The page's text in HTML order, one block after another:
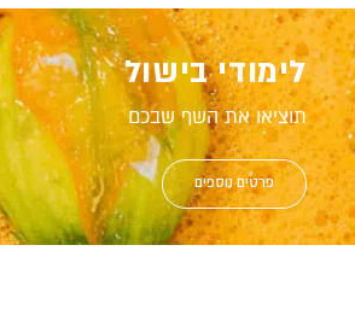
לימודי בישול
תוציאו את השף שבכם
פרטים נוספים